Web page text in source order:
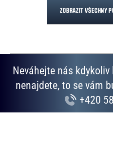
ZOBRAZIT VŠECHNY
Neváhejte nás
nenajdete, to se vám
+420